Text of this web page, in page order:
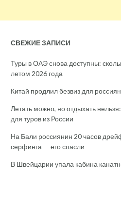
СВЕЖИЕ ЗАПИСИ
Туры в ОАЭ снова доступны:
летом 2026 года
Китай продлил безвиз для
Летать можно, но отдыхать
для туров из России
На Бали россиянин 20 часов
серфинга — его спасли
В Швейцарии упала кабина